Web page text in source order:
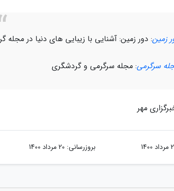
زمین: دور زمین: آشنایی با زیبایی های دنیا در مجله
سرگرمی: مجله سرگرمی و گردشگری
مهر
بروزرسانی: 20 مرداد 1400